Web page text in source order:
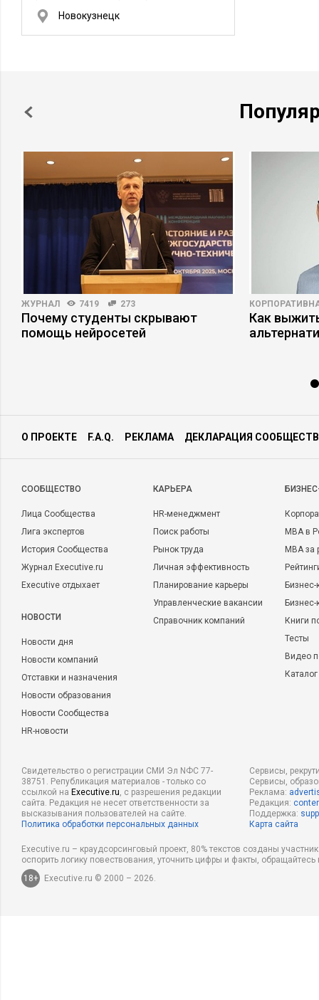
Новокузнецк
ЖУРНАЛ 7419 273
Почему студенты скрывают
помощь нейросетей
Как
О ПРОЕКТЕ F.A.Q. РЕКЛАМА ДЕКЛАРАЦИЯ
CООБЩЕСТВО
Лица Сообщества
Лига экспертов
История Сообщества
Журнал Executive.ru
Executive отдыхает
НОВОСТИ
Новости дня
Новости компаний
Отставки и назначения
Новости образования
Новости Сообщества
HR-новости
КАРЬЕРА
HR-менеджмент
Поиск работы
Рынок труда
Личная эффективность
Планирование карьеры
Управленческие вакансии
Справочник компаний
MBA в
MBA
Бизнес-
Книги
Тесты
Видео
Свидетельство о регистрации СМИ Эл NФС 77-
38751. Републикация материалов - только со
ссылкой на Executive.ru, с разрешения редакции
сайта. Редакция не несет ответственности за
высказывания пользователей на сайте.
Политика обработки персональных данных
Сервисы,
Сервисы,
Реклама:
Редакция:
Поддержка:
Карта сайта
Executive.ru – краудсорсинговый проект, 80% текстов созданы
оспорить логику повествования, уточнить цифры и факты,
18+
Executive.ru © 2000 – 2026.